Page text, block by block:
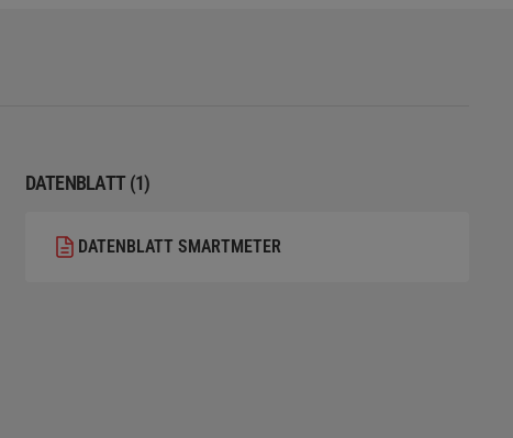
DATENBLATT (1)
DATENBLATT SMARTMETER